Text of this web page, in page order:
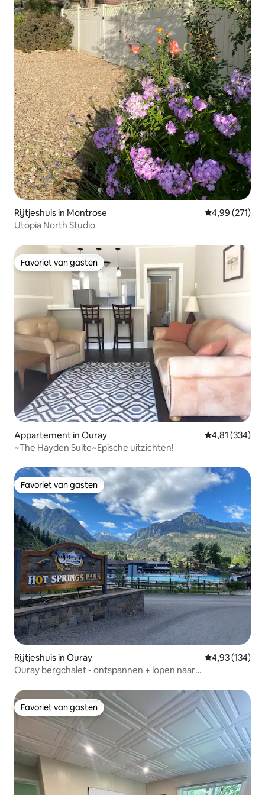
Rijtjeshuis in Montrose Gemiddelde
4,99 (271)
Utopia North Studio
Favoriet van gasten
Favoriet van gasten
Appartement in Ouray Gemiddelde
4,81 (334)
~The Hayden Suite~Epische uitzichten!
Favoriet van gasten
Favoriet van gasten
Rijtjeshuis in Ouray Gemiddelde
4,93 (134)
Ouray bergchalet - ontspannen + lopen naar
Favoriet van gasten
Favoriet van gasten